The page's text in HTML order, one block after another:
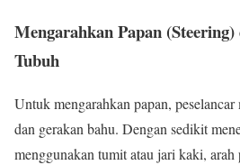
Mengarahkan Papan
Tubuh
Untuk mengarahkan papan,
dan gerakan bahu. Dengan sedikit
menggunakan tumit atau jari kaki, arah